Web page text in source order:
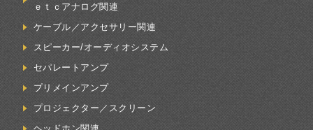
ｅｔｃアナログ関連
ケーブル／アクセサリー関連
スピーカー/オーディオシステム
セパレートアンプ
プリメインアンプ
プロジェクター／スクリーン